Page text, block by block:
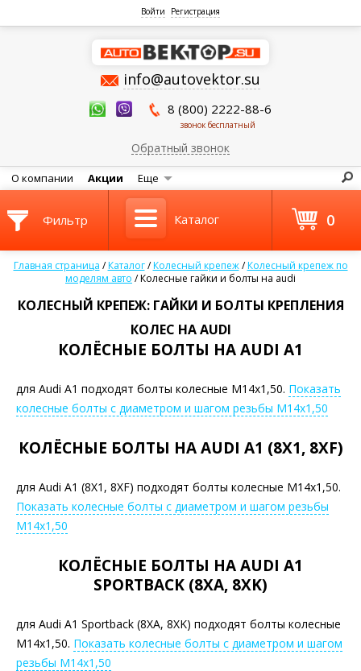
Войти Регистрация
info@autovektor.su
8 (800) 2222-88-6
звонок бесплатный
Обратный звонок
О компании Акции Еще
Главная страница /Каталог /Колесный крепеж /Колесный крепеж по
моделям авто /Колесные гайки и болты на audi
КОЛЕСНЫЙ КРЕПЕЖ: ГАЙКИ И БОЛТЫ КРЕПЛЕНИЯ
КОЛЕС НА AUDI
КОЛЁСНЫЕ БОЛТЫ НА AUDI A1
для Audi A1 подходят болты колесные М14х1,50. Показать
колесные болты с диаметром и шагом резьбы М14х1,50
КОЛЁСНЫЕ БОЛТЫ НА AUDI A1 (8X1, 8XF)
для Audi A1 (8X1, 8XF) подходят болты колесные М14х1,50.
Показать колесные болты с диаметром и шагом резьбы
М14х1,50
КОЛЁСНЫЕ БОЛТЫ НА AUDI A1
SPORTBACK (8XA, 8XK)
для Audi A1 Sportback (8XA, 8XK) подходят болты колесные
М14х1,50. Показать колесные болты с диаметром и шагом
резьбы М14х1,50
Фильтр Каталог 0